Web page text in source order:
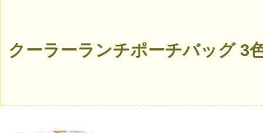
クーラーランチポーチバッグ 3